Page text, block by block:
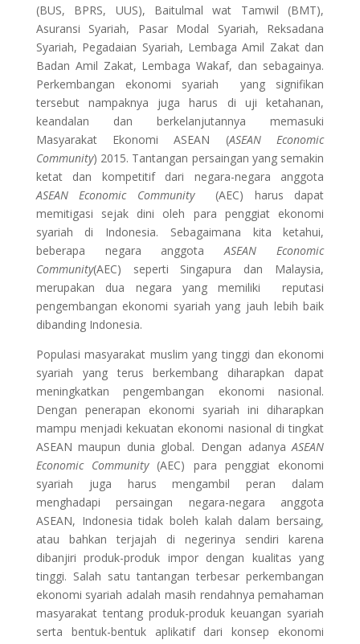
(BUS, BPRS, UUS), Baitulmal wat Tamwil (BMT),
Asuransi Syariah, Pasar Modal Syariah, Reksadana
Syariah, Pegadaian Syariah, Lembaga Amil Zakat dan
Badan Amil Zakat, Lembaga Wakaf, dan sebagainya.
Perkembangan ekonomi syariah yang signifikan
tersebut nampaknya juga harus di uji ketahanan,
keandalan dan berkelanjutannya memasuki
Masyarakat Ekonomi ASEAN (ASEAN Economic
Community) 2015. Tantangan persaingan yang semakin
ketat dan kompetitif dari negara-negara anggota
ASEAN Economic Community(AEC) harus dapat
memitigasi sejak dini oleh para penggiat ekonomi
syariah di Indonesia. Sebagaimana kita ketahui,
beberapa negara anggotaASEAN Economic
Community(AEC) seperti Singapura dan Malaysia,
merupakan dua negara yang memiliki reputasi
pengembangan ekonomi syariah yang jauh lebih baik
dibanding Indonesia.
Populasi masyarakat muslim yang tinggi dan ekonomi
syariah yang terus berkembang diharapkan dapat
meningkatkan pengembangan ekonomi nasional.
Dengan penerapan ekonomi syariah ini diharapkan
mampu menjadi kekuatan ekonomi nasional di tingkat
ASEAN maupun dunia global. Dengan adanyaASEAN
Economic Community(AEC) para penggiat ekonomi
syariah juga harus mengambil peran dalam
menghadapi persaingan negara-negara anggota
ASEAN, Indonesia tidak boleh kalah dalam bersaing,
atau bahkan terjajah di negerinya sendiri karena
dibanjiri produk-produk impor dengan kualitas yang
tinggi. Salah satu tantangan terbesar perkembangan
ekonomi syariah adalah masih rendahnya pemahaman
masyarakat tentang produk-produk keuangan syariah
serta bentuk-bentuk aplikatif dari konsep ekonomi